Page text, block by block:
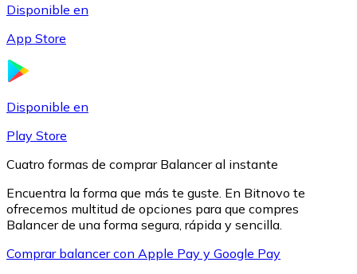
Disponible en
App Store
Disponible en
Play Store
Cuatro formas de comprar Balancer al instante
Encuentra la forma que más te guste. En Bitnovo te
ofrecemos multitud de opciones para que compres
Balancer de una forma segura, rápida y sencilla.
Comprar balancer con Apple Pay y Google Pay